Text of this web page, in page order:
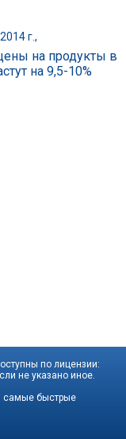
г.,
на продукты в
на 9,5-10%
по лицензии:
не указано иное.
самые быстрые